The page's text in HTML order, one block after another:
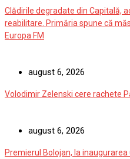
Clădirile degradate din Capitală,
reabilitare. Primăria spune că
Europa FM
august 6, 2026
Volodimir Zelenski cere rachete
august 6, 2026
Premierul Bolojan, la